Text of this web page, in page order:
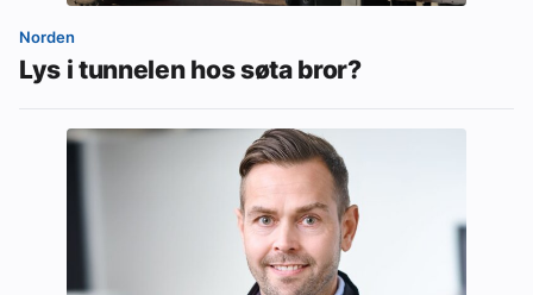
Norden
Lys i tunnelen hos søta bror?